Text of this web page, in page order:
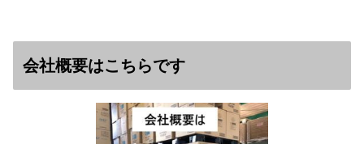
会社概要はこちらです